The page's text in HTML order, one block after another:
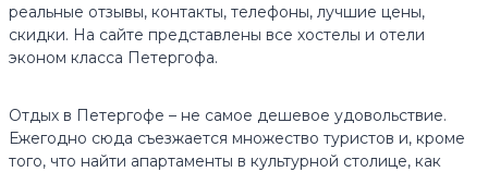
реальные отзывы, контакты, телефоны, лучшие цены,
скидки. На сайте представлены все хостелы и отели
эконом класса Петергофа.
Отдых в Петергофе – не самое дешевое удовольствие.
Ежегодно сюда съезжается множество туристов и, кроме
того, что найти апартаменты в культурной столице, как